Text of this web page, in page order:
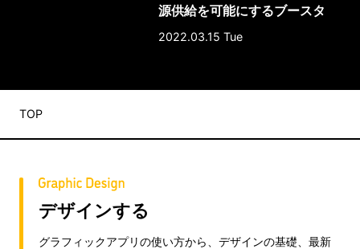
源供給を可能にするブースタ
ーケーブル
2022.03.15 Tue
TOP
デザインする
グラフィックアプリの使い方から、デザインの基礎、最新